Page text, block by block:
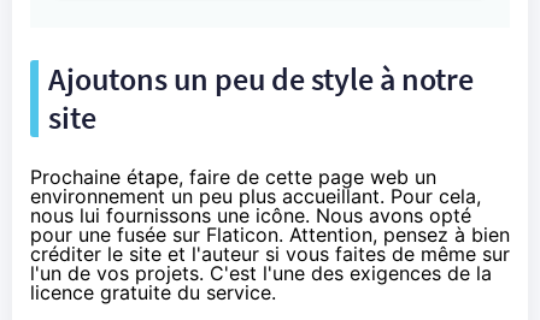
Ajoutons un peu de style à notre
site
Prochaine étape, faire de cette page web un
environnement un peu plus accueillant. Pour cela,
nous lui fournissons une icône. Nous avons opté
pour une fusée sur Flaticon. Attention, pensez à bien
créditer le site et l'auteur si vous faites de même sur
l'un de vos projets. C'est l'une des exigences de la
licence gratuite du service.